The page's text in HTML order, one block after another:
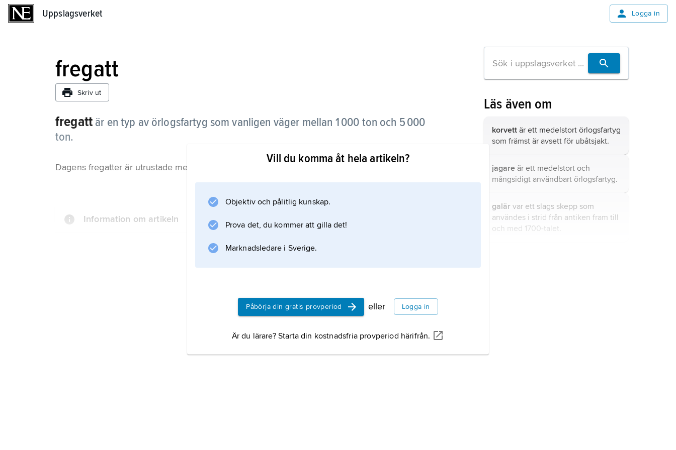
Uppslagsverket Logga in
fregatt
Skriv ut
fregatt är en typ av örlogsfartyg som vanligen väger mellan 1 000 ton och 5 000
ton.
Dagens fregatter är utrustade med vapen för ubåtsjakt och sjörobotar.
Information om artikeln
Vill du komma åt hela artikeln?
Objektiv och pålitlig kunskap.
Prova det, du kommer att gilla det!
Marknadsledare i Sverige.
Påbörja din gratis provperiod eller Logga in
Är du lärare? Starta din kostnadsfria provperiod härifrån.
Läs även om
korvett är ett medelstort örlogsfartyg
som främst är avsett för ubåtsjakt.
jagare är ett medelstort och
mångsidigt användbart örlogsfartyg.
galär var ett slags skepp som
användes i strid från antiken fram till
och med 1700-talet.